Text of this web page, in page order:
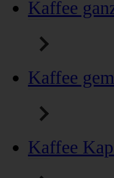
Kaffee
Kaffee
Kaffee